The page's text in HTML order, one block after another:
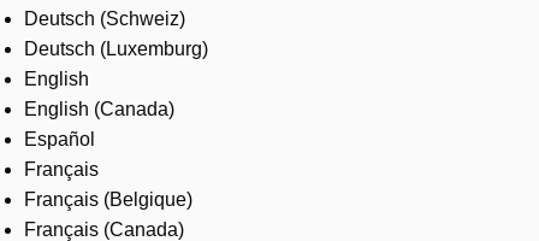
Where to buy
Contact us
Careers
Deutsch (Schweiz)
Deutsch (Luxemburg)
English
English (Canada)
Español
Français
Français (Belgique)
Français (Canada)